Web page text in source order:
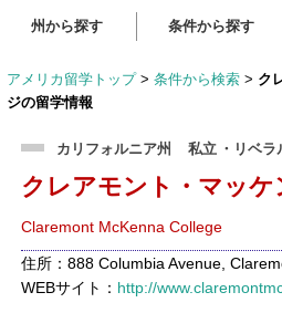
州から探す 条件から探す
アメリカ留学トップ > 条件から検索 > ク
ジの留学情報
カリフォルニア州 私立 ・リベ
クレアモント・マッ
Claremont McKenna College
住所：888 Columbia Avenue,
WEBサイト： http://